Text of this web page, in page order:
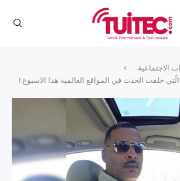
الاجتماعية
خلقت الحدث في المواقع العالمية هذا الاسبوع !